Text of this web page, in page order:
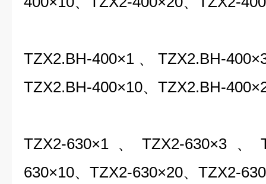
TZX2.BH-400×1 、 TZX2.BH-
TZX2.BH-400×10、 TZX2.BH-
TZX2-630×1 、TZX2-630×3 、
630×10、 TZX2-630×20、 TZX2-630